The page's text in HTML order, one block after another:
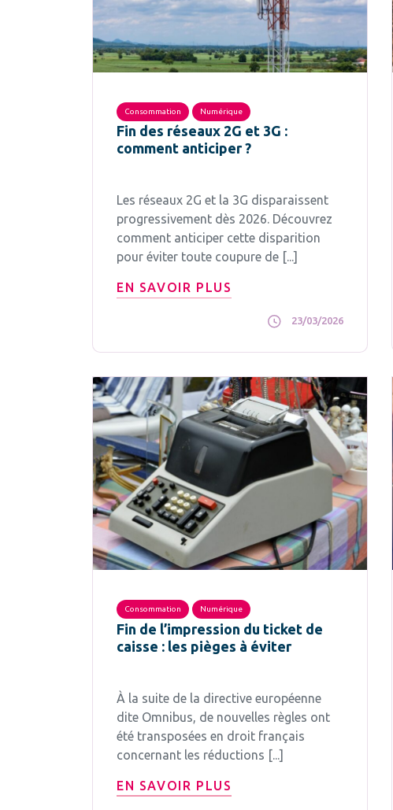
Consommation Numérique
Fin des réseaux 2G et 3G :
comment anticiper ?
Les réseaux 2G et la 3G disparaissent
progressivement dès 2026. Découvrez
comment anticiper cette disparition
pour éviter toute coupure de [...]
EN SAVOIR PLUS
23/03/2026
Consommation Numérique
Fin de l’impression du ticket de
caisse : les pièges à éviter
À la suite de la directive européenne
dite Omnibus, de nouvelles règles ont
été transposées en droit français
concernant les réductions [...]
EN SAVOIR PLUS